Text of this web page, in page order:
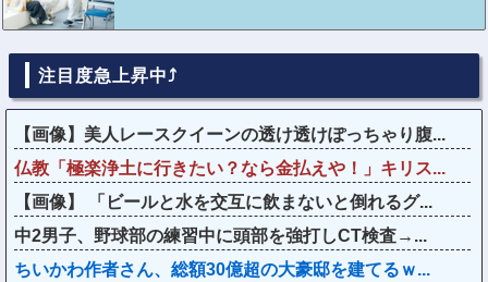
注目度急上昇中⤴
【画像】美人レースクイーンの透け透けぽっちゃり腹...
仏教「極楽浄土に行きたい？なら金払えや！」キリス...
【画像】 「ビールと水を交互に飲まないと倒れるグ...
中2男子、野球部の練習中に頭部を強打しCT検査→...
ちいかわ作者さん、総額30億超の大豪邸を建てるｗ...